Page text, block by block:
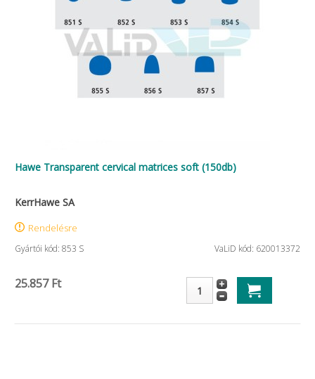
Hawe Transparent cervical matrices soft (150db)
KerrHawe SA
Rendelésre
Gyártói kód: 853 S VaLiD kód: 620013372
25.857 Ft